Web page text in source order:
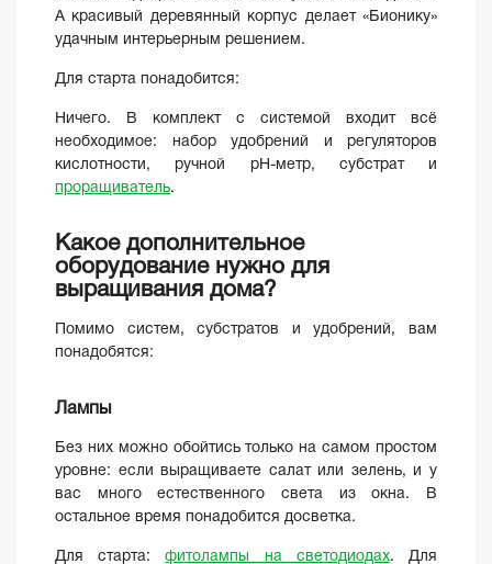
А красивый деревянный корпус делает «Бионику»
удачным интерьерным решением.
Для старта понадобится:
Ничего. В комплект с системой входит всё
необходимое: набор удобрений и регуляторов
кислотности, ручной pH-метр, субстрат и
проращиватель.
Какое дополнительное
оборудование нужно для
выращивания дома?
Помимо систем, субстратов и удобрений, вам
понадобятся:
Лампы
Без них можно обойтись только на самом простом
уровне: если выращиваете салат или зелень, и у
вас много естественного света из окна. В
остальное время понадобится досветка.
Для старта:фитолампы на светодиодах. Для